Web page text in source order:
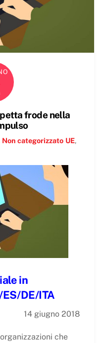
frode nella
Non categorizzato UE,
in
DE/ITA
14 giugno 2018
che